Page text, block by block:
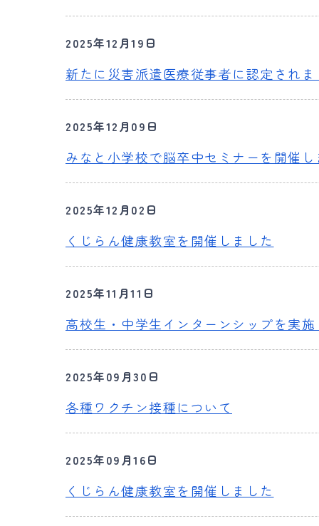
2025年12月19日
新たに災害派遣医療従事者に認定され
2025年12月09日
みなと小学校で脳卒中セミナーを開催
2025年12月02日
くじらん健康教室を開催しました
2025年11月11日
高校生・中学生インターンシップを実
2025年09月30日
各種ワクチン接種について
2025年09月16日
くじらん健康教室を開催しました